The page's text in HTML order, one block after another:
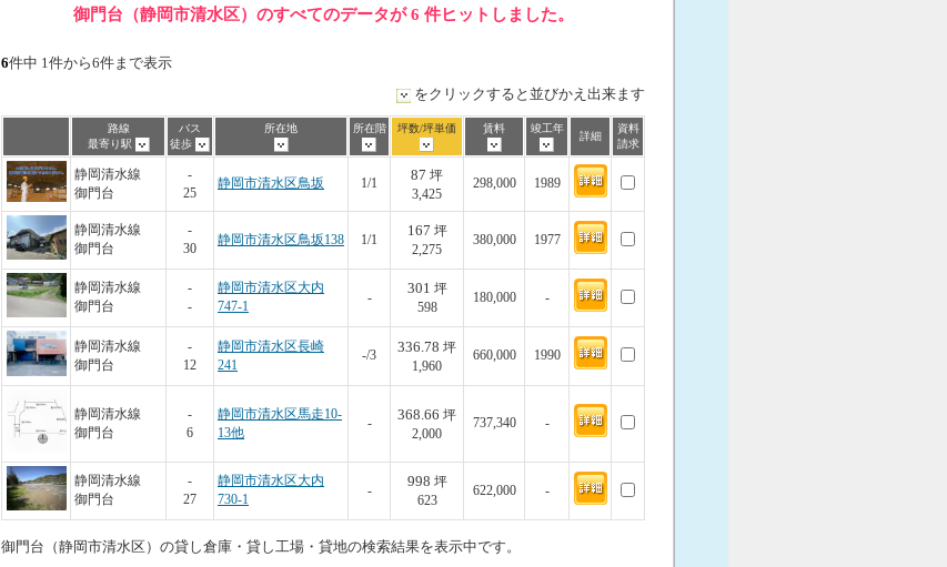
御門台（静岡市清水区）のすべてのデータが 6 件ヒットしました。
6件中 1件から6件まで表示
をクリックすると並びかえ出来ます
路線
最寄り駅
バス
徒歩
所在地 所在階 坪数/坪単価 賃料 竣工年
詳細
資料
請求
静岡清水線
御門台
-
25
静岡市清水区鳥坂 1/1
87 坪
3,425
298,000 1989
静岡清水線
御門台
-
30
静岡市清水区鳥坂138 1/1
167 坪
2,275
380,000 1977
静岡清水線
御門台
-
-
静岡市清水区大内
747-1
-
301 坪
598
180,000 -
静岡清水線
御門台
-
12
静岡市清水区長崎
241
-/3
336.78 坪
1,960
660,000 1990
静岡清水線
御門台
-
6
静岡市清水区馬走10-
13他
-
368.66 坪
2,000
737,340 -
静岡清水線
御門台
-
27
静岡市清水区大内
730-1
-
998 坪
623
622,000 -
御門台（静岡市清水区）の貸し倉庫・貸し工場・貸地の検索結果を表示中です。